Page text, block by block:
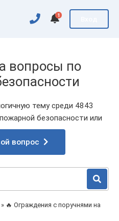
1
вопросы по
тему среди 4843
безопасности или
вопрос
» 🔥 Ограждения с поручнями на